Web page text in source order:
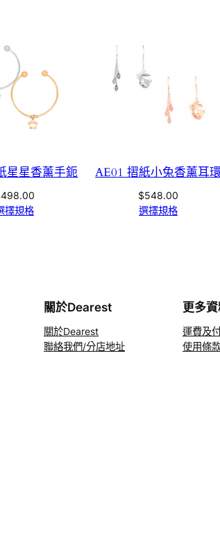
星星香薰手鈪
498.00
擇規格
AE01 摺紙小兔香薰耳環
$548.00
選擇規格
關於Dearest
關於Dearest
聯絡我們/分店地址
更多
運費及
使用條